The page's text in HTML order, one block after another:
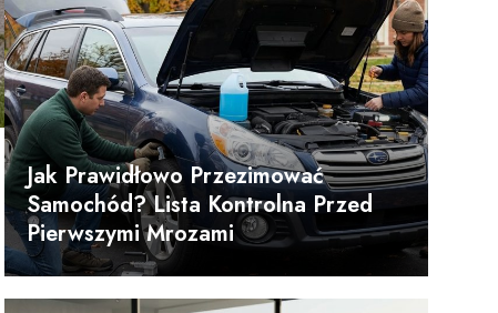
Jak Prawidłowo Przezimować
Samochód? Lista Kontrolna Przed
Pierwszymi Mrozami